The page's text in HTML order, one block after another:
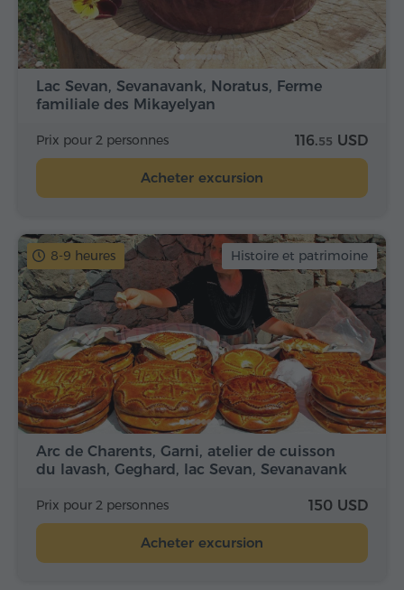
Lac Sevan, Sevanavank, Noratus, Ferme
familiale des Mikayelyan
Prix pour 2 personnes 116.55 USD
Acheter excursion
8-9 heures Histoire et patrimoine
Arc de Charents, Garni, atelier de cuisson
du lavash, Geghard, lac Sevan, Sevanavank
Prix pour 2 personnes 150 USD
Acheter excursion